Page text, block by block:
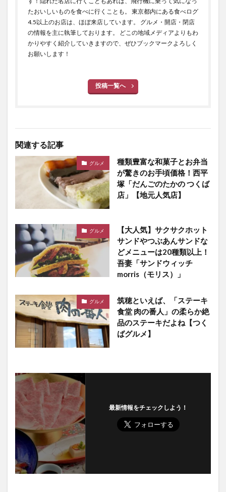
たおいしいものを食べに行くことも。 東京都内にある食べログ
4.5以上のお店は、ほぼ来店しています。 グルメ・開店・閉店
の情報を主に執筆しております。 どこの地域メディアよりもわ
かりやすく紹介していきますので、ぜひブックマークよろしく
お願いします！
投稿一覧へ
関連する記事
グルメ
種類豊富な和菓子とお弁当
が驚きのお手頃価格！西平
塚「だんごのたかの つくば
店」【地元人気店】
グルメ
【大人気】サクサクホット
サンドやつぶあんサンドな
どメニューは20種類以上！
吾妻「サンドウィッチ
morris（モリス）」
グルメ
筑穂といえば、「ステーキ
食堂 肉の番人」の柔らか絶
品のステーキだよね【つく
ばグルメ】
最新情報をチェックしよう！